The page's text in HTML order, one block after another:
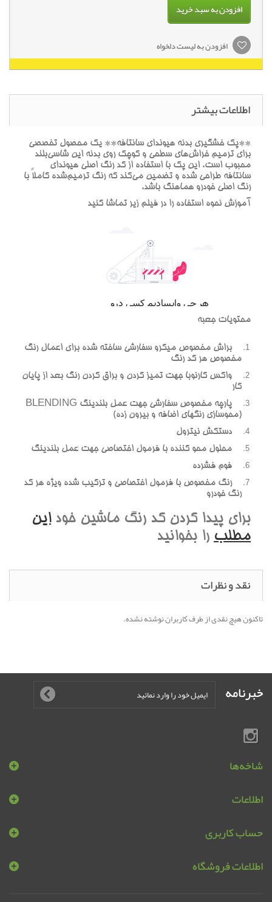
افزودن به سبد خرید
افزودن به لیست دلخواه
اطلاعات بیشتر
**پک خشگيري بدنه هيونداي سانتافه** يک محصول تخصصي
براي ترميم خراش‌هاي سطحي و کوچک روي بدنه اين شاسي‌بلند
محبوب است. اين پک با استفاده از کد رنگ اصلي هيونداي
سانتافه طراحي شده و تضمين مي‌کند که رنگ ترميم‌شده کاملاً با
رنگ اصلي خودرو هماهنگ باشد.
آموزش نحوه استفاده را در فيلم زير تماشا کنيد
محتويات جعبه
براش مخصوص ميکرو سفارشي ساخته شده براي اعمال رنگ
مخصوص هر کد رنگ
واکس کارنوبا جهت تميز کردن و براق کردن رنگ بعد از پايان
کار
پارچه مخصوص سفارشي جهت عمل بلندينگ BLENDING
(محوسازي رنگهاي اضافه و بيرون زده)
دستکش نيترول
محلول محو کننده با فرمول اختصاصي جهت عمل بلندينگ
فوم فشرده
رنگ مخصوص با فرمول اختصاصي و ترکيب شده ويژه هر کد
رنگ خودرو
براي پيدا کردن کد رنگ ماشين خوداين
مطلب را بخوانيد
نقد و نظرات
تاکنون هیچ نقدی از طرف کاربران نوشته نشده.
خبرنامه
شاخه‌ها
اطلاعات
حساب کاربری
اطلاعات فروشگاه